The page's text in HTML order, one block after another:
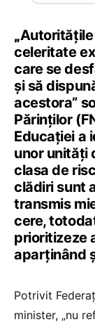
„Autoritățile
celeritate
care se
și să
acestora”
Părinților
Educației a
unor unități
clasa de
clădiri sunt
transmis
cere,
prioritizeze
aparținând
Potrivit
minister, „nu